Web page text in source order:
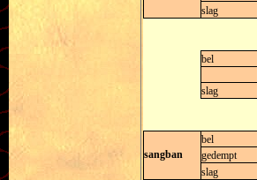
slag
bel
slag
sangban
bel
gedempt
slag